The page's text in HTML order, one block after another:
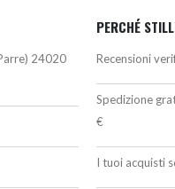
24020
PERCHÉ
Recensioni
Spedizione
€
I tuoi acquisti